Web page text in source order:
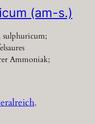
(am-s.)
Ammoniak;